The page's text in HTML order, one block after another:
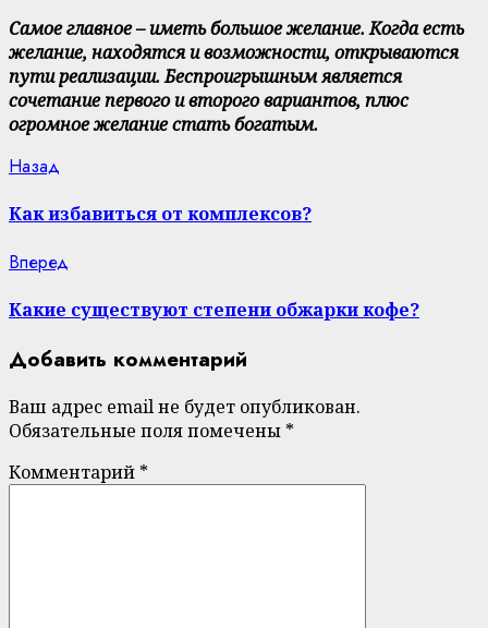
Самое главное – иметь большое желание. Когда есть
желание, находятся и возможности, открываются
пути реализации. Беспроигрышным является
сочетание первого и второго вариантов, плюс
огромное желание стать богатым.
Continue
Reading
Назад
Как избавиться от комплексов?
Вперед
Какие существуют степени обжарки кофе?
Добавить комментарий
Ваш адрес email не будет опубликован.
Обязательные поля помечены *
Комментарий *